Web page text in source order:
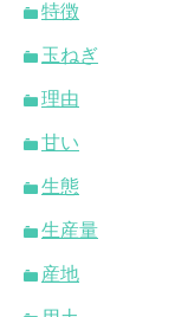
特徴
玉ねぎ
理由
甘い
生態
生産量
産地